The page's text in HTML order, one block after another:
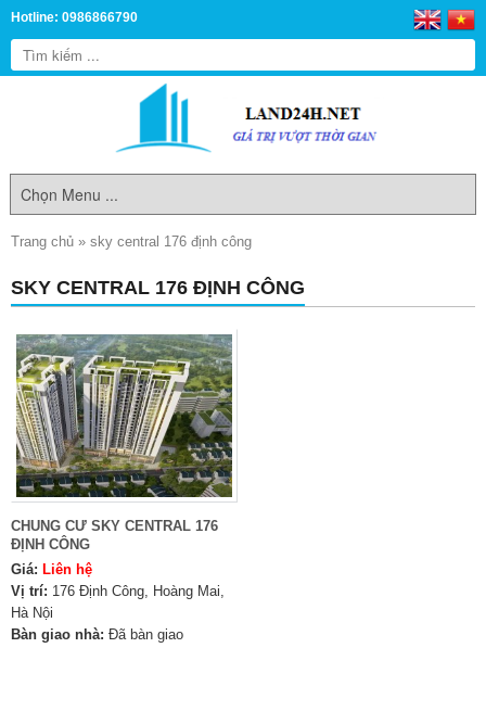
Hotline: 0986866790
Trang chủ » sky central 176 định công
SKY CENTRAL 176 ĐỊNH CÔNG
CHUNG CƯ SKY CENTRAL 176
ĐỊNH CÔNG
Giá: Liên hệ
Vị trí: 176 Định Công, Hoàng Mai,
Hà Nội
Bàn giao nhà: Đã bàn giao